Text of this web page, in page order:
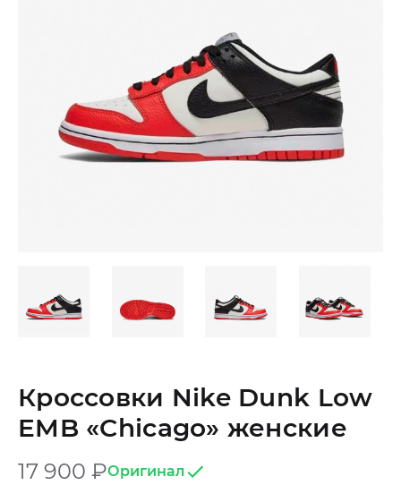
Кроссовки Nike Dunk Low
EMB «Chicago» женские
17 900 ₽Оригинал